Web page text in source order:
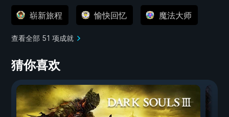
崭新旅程 愉快回忆 魔法大师
查看全部 51 项成就
猜你喜欢